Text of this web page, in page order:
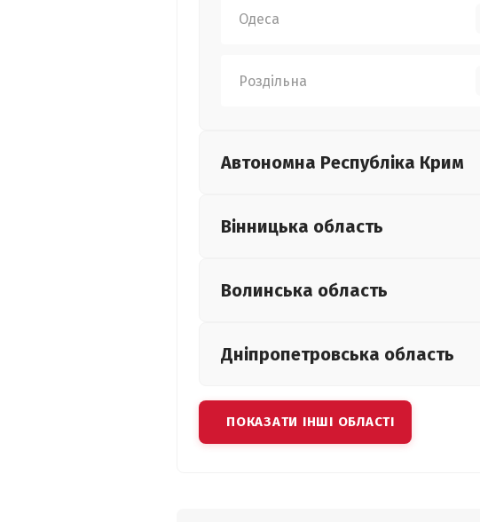
Одеса
Роздільна
Автономна Республіка Крим
Вінницька область
Волинська область
Дніпропетровська область
ПОКАЗАТИ ІНШІ ОБЛАСТІ